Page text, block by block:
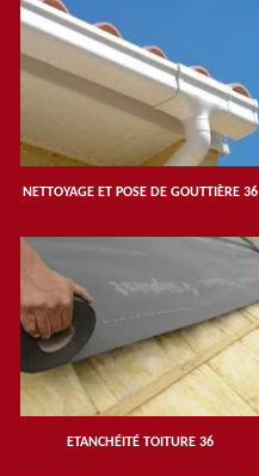
NETTOYAGE ET POSE DE GOUTTIÈRE 36
ETANCHÉITÉ TOITURE 36